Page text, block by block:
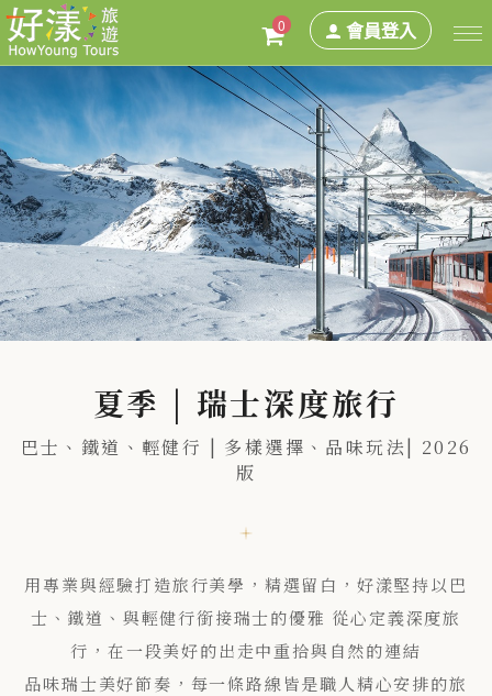
0 會員登入
夏季 | 瑞士深度旅行
巴士、鐵道、輕健行 | 多樣選擇、品味玩法| 2026
版
用專業與經驗打造旅行美學，精選留白，好漾堅持以巴
士、鐵道、與輕健行銜接瑞士的優雅 從心定義深度旅
行，在一段美好的出走中重拾與自然的連結
品味瑞士美好節奏，每一條路線皆是職人精心安排的旅